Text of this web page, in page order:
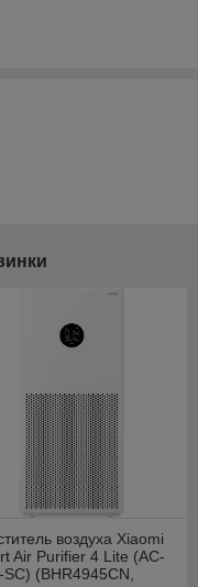
воздуха Xiaomi
Air Purifier 4 Lite (AC-
(BHR4945CN,